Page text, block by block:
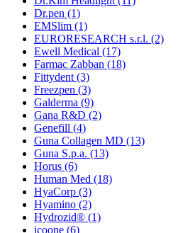
Dr.pen (1)
EMSlim (1)
EURORESEARCH s.r.l. (2)
Ewell Medical (17)
Farmac Zabban (18)
Fittydent (3)
Freezpen (3)
Galderma (9)
Gana R&D (2)
Genefill (4)
Guna Collagen MD (13)
Guna S.p.a. (13)
Horus (6)
Human Med (18)
HyaCorp (3)
Hyamino (2)
Hydrozid® (1)
icoone (6)